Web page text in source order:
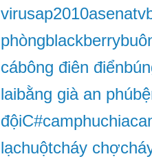
virusap2010asenatv
phòngblackberry
cábông điên điển
laibằng già an phú
độiC#camphuchia
lạchuộtcháy chợ